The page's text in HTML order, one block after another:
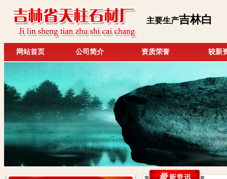
主要生产吉林白
网站首页 公司简介 资质荣誉 较新